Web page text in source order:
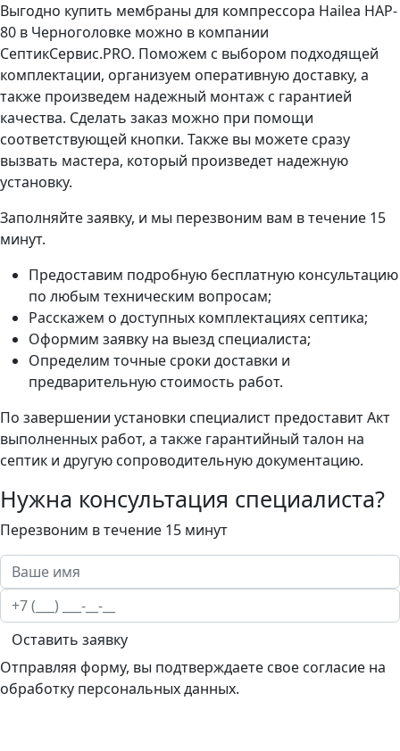
Выгодно купить мембраны для компрессора Hailea HAP-
80 в Черноголовке можно в компании
СептикСервис.PRO. Поможем с выбором подходящей
комплектации, организуем оперативную доставку, а
также произведем надежный монтаж с гарантией
качества. Сделать заказ можно при помощи
соответствующей кнопки. Также вы можете сразу
вызвать мастера, который произведет надежную
установку.
Заполняйте заявку, и мы перезвоним вам в течение 15
минут.
Предоставим подробную бесплатную консультацию
по любым техническим вопросам;
Расскажем о доступных комплектациях септика;
Оформим заявку на выезд специалиста;
Определим точные сроки доставки и
предварительную стоимость работ.
По завершении установки специалист предоставит Акт
выполненных работ, а также гарантийный талон на
септик и другую сопроводительную документацию.
Нужна консультация специалиста?
Перезвоним в течение 15 минут
Оставить заявку
Отправляя форму, вы подтверждаете свое согласие на
обработку персональных данных.